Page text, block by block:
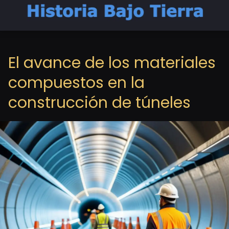
El avance de los materiales
compuestos en la
construcción de túneles